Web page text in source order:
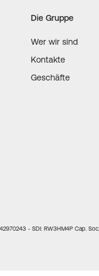
Die Gruppe
Wer wir sind
Kontakte
Geschäfte
- SDI: RW3HM4P Cap.